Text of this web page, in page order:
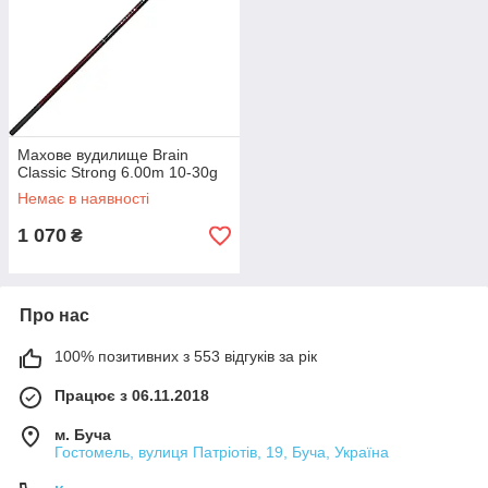
Махове вудилище Brain
Classic Strong 6.00m 10-30g
Немає в наявності
1 070 ₴
Про нас
100% позитивних з 553 відгуків за рік
Працює з 06.11.2018
м. Буча
Гостомель, вулиця Патріотів, 19, Буча, Україна